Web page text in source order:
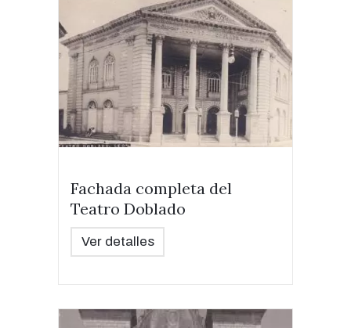
Fachada completa del
Teatro Doblado
Ver detalles